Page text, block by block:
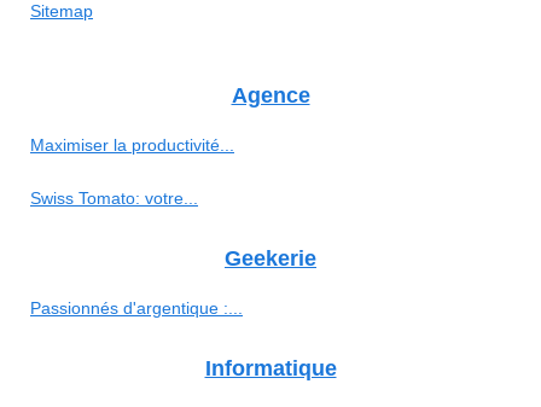
Sitemap
Agence
Maximiser la productivité...
Swiss Tomato: votre...
Geekerie
Passionnés d'argentique :...
Informatique